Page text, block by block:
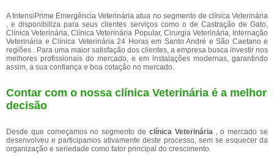
A IntensiPrime Emergência Veterinária atua no segmento de clínica Veterinária
, e disponibiliza para seus clientes serviços como o de Castração de Gato,
Clínica Veterinária, Clínica Veterinária Popular, Cirurgia Veterinária, Internação
Veterinária e Clínica Veterinária 24 Horas em Santo André e São Caetano e
regiões . Para uma maior satisfação dos clientes, a empresa busca investir nos
melhores profissionais do mercado, e em instalações modernas, garantindo
assim, a sua confiança e boa cotação no mercado.
Contar com o nossa clínica Veterinária é a melhor
decisão
Desde que começamos no segmento de clínica Veterinária , o mercado se
desenvolveu e participamos ativamente deste processo, sem se esquecer da
organização e seriedade como fator principal do crescimento.